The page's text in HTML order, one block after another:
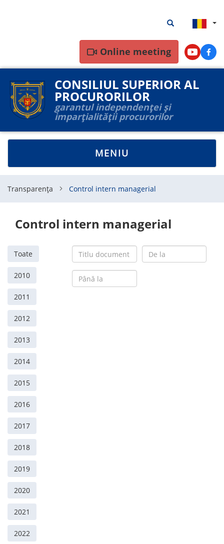
Rezultate
căutare
Rezultate
Online meeting Youtube
CONSILIUL SUPERIOR AL
PROCURORILOR
garantul independenței și
imparțialității procurorilor
TOGGLE
NAVIGATION
MENIU
Transparența Control intern managerial
Control intern managerial
Toate
2010
2011
2012
2013
2014
2015
2016
2017
2018
2019
2020
2021
2022